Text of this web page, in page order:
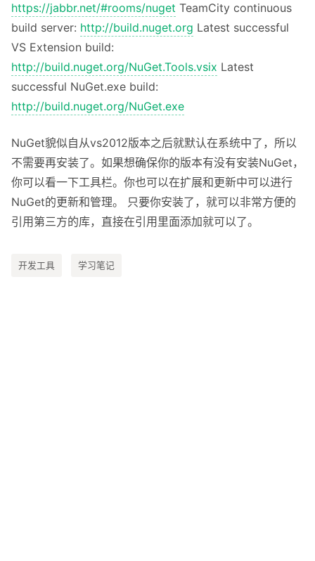
https://jabbr.net/#rooms/nuget TeamCity continuous
build server: http://build.nuget.org Latest successful
VS Extension build:
http://build.nuget.org/NuGet.Tools.vsix Latest
successful NuGet.exe build:
http://build.nuget.org/NuGet.exe
NuGet貌似自从vs2012版本之后就默认在系统中了，所以
不需要再安装了。如果想确保你的版本有没有安装NuGet，
你可以看一下工具栏。你也可以在扩展和更新中可以进行
NuGet的更新和管理。 只要你安装了，就可以非常方便的
引用第三方的库，直接在引用里面添加就可以了。
开发工具 学习笔记